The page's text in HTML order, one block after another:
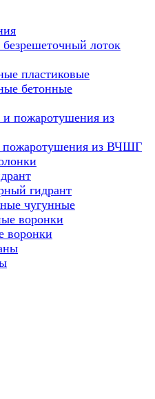
лоток
пластиковые
бетонные
пожаротушения из ВЧШГ
гидрант
чугунные
воронки